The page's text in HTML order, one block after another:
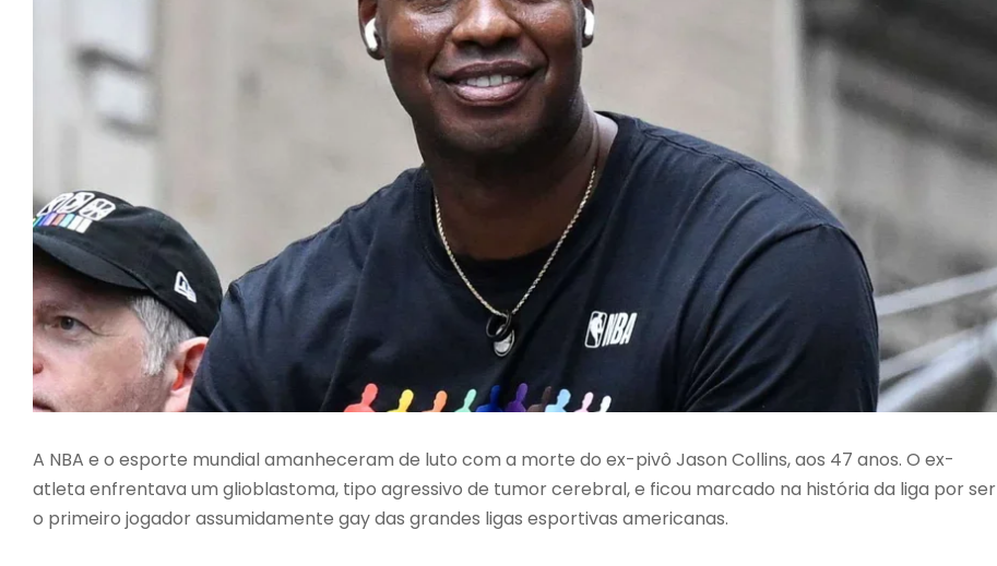
A NBA e o esporte mundial amanheceram de luto com a morte do ex-pivô Jason Collins, aos 47 anos. O ex-
atleta enfrentava um glioblastoma, tipo agressivo de tumor cerebral, e ficou marcado na história da liga por ser
o primeiro jogador assumidamente gay das grandes ligas esportivas americanas.